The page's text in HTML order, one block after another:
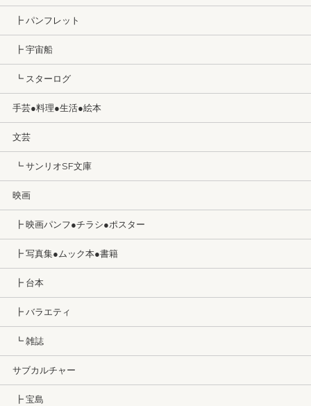
┣ パンフレット
┣ 宇宙船
┗ スターログ
手芸●料理●生活●絵本
文芸
┗ サンリオSF文庫
映画
┣ 映画パンフ●チラシ●ポスター
┣ 写真集●ムック本●書籍
┣ 台本
┣ バラエティ
┗ 雑誌
サブカルチャー
┣ 宝島